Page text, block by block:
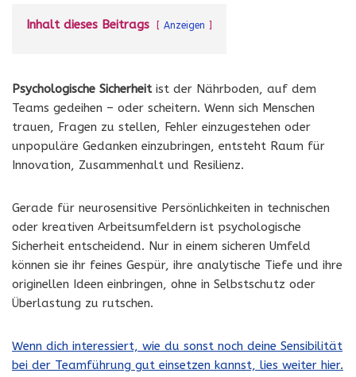
Inhalt dieses Beitrags Anzeigen
Psychologische Sicherheitist der Nährboden, auf dem
Teams gedeihen – oder scheitern. Wenn sich Menschen
trauen, Fragen zu stellen, Fehler einzugestehen oder
unpopuläre Gedanken einzubringen, entsteht Raum für
Innovation, Zusammenhalt und Resilienz.
Gerade für neurosensitive Persönlichkeiten in technischen
oder kreativen Arbeitsumfeldern ist psychologische
Sicherheit entscheidend. Nur in einem sicheren Umfeld
können sie ihr feines Gespür, ihre analytische Tiefe und ihre
originellen Ideen einbringen, ohne in Selbstschutz oder
Überlastung zu rutschen.
Wenn dich interessiert, wie du sonst noch deine Sensibilität
bei der Teamführung gut einsetzen kannst, lies weiter hier.